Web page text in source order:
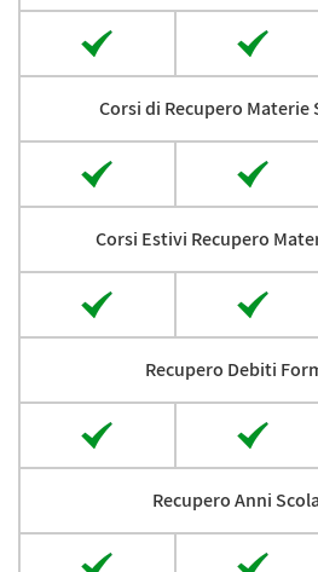
Corsi di Recupero Materie
Corsi Estivi Recupero
Recupero Debiti
Recupero Anni